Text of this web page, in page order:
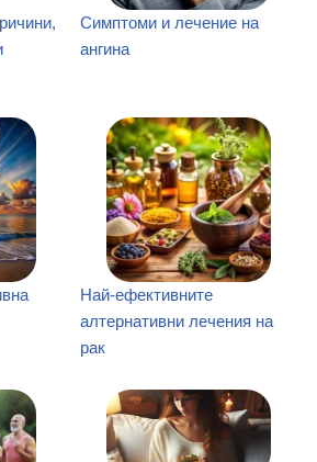
Симптоми и лечение на
ангина
Най-ефективните
алтернативни лечения на
рак